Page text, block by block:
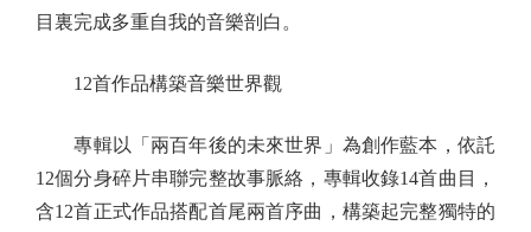
目裏完成多重自我的音樂剖白。
12首作品構築音樂世界觀
專輯以「兩百年後的未來世界」為創作藍本，依託
12個分身碎片串聯完整故事脈絡，專輯收錄14首曲目，
含12首正式作品搭配首尾兩首序曲，構築起完整獨特的